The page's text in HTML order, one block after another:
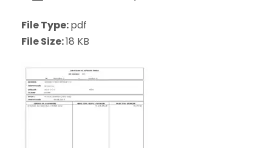
File Type:pdf
File Size:18 KB